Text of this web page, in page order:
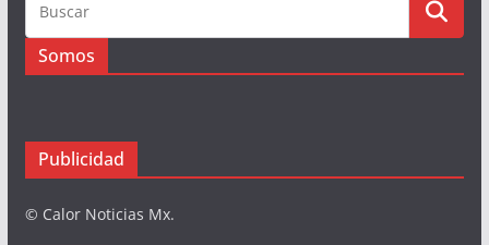
Somos
Publicidad
© Calor Noticias Mx.